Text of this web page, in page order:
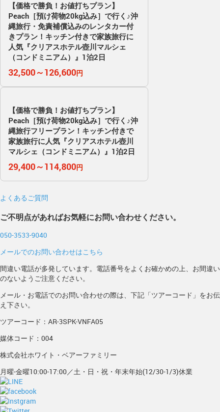
【価格で勝負！お値打ちプラン】
Peach［預け荷物20kg込み］で行く♪沖
縄旅行・免責補償込みのレンタカー付
きプラン！キッチン付きで家族旅行に
人気『クリアスホテル壺川マルシェ
（コンドミニアム）』1泊2日
32,500～126,600円
【価格で勝負！お値打ちプラン】
Peach［預け荷物20kg込み］で行く♪沖
縄旅行フリープラン！キッチン付きで
家族旅行に人気『クリアスホテル壺川
マルシェ（コンドミニアム）』1泊2日
29,400～114,800円
よくあるご質問
ご不明点があればお気軽にお問い合わせください。
050-3533-9040
メールでのお問い合わせはこちら
間違い電話が多発しています。電話番号をよくお確かめの上、お間違い
のないようご注意ください。
メール・お電話でのお問い合わせの際は、下記「ツアーコード」をお伝
え下さい。
ツアーコード：AR-3SPK-VNFA05
媒体コード：004
株式会社ホワイト・ベアーファミリー
月曜-金曜10:00-17:00／土・日・祝・年末年始(12/30-1/3)休業